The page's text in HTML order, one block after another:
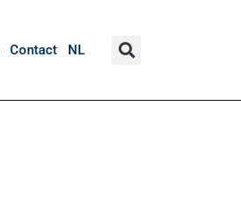
Contact NL